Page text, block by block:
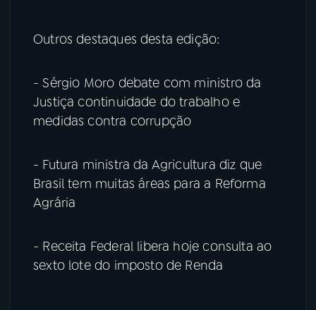
Outros destaques desta edição:
- Sérgio Moro debate com ministro da
Justiça continuidade do trabalho e
medidas contra corrupção
- Futura ministra da Agricultura diz que
Brasil tem muitas áreas para a Reforma
Agrária
- Receita Federal libera hoje consulta ao
sexto lote do imposto de Renda